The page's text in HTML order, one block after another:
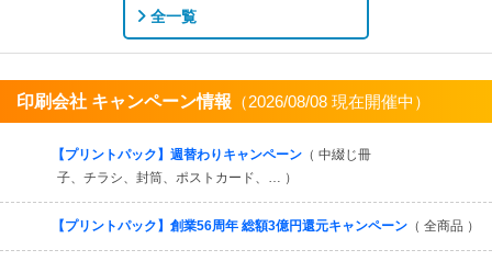
全一覧
印刷会社 キャンペーン情報 （2026/08/08 現在開催中）
【プリントパック】週替わりキャンペーン （ 中綴じ冊
子、チラシ、封筒、ポストカード、… ）
【プリントパック】創業56周年 総額3億円還元キャンペーン （ 全商品 ）